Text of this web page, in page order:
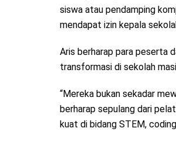
siswa atau pendamping
mendapat izin kepala
Aris berharap para peserta
transformasi di sekolah
“Mereka bukan sekadar
berharap sepulang dari
kuat di bidang STEM,